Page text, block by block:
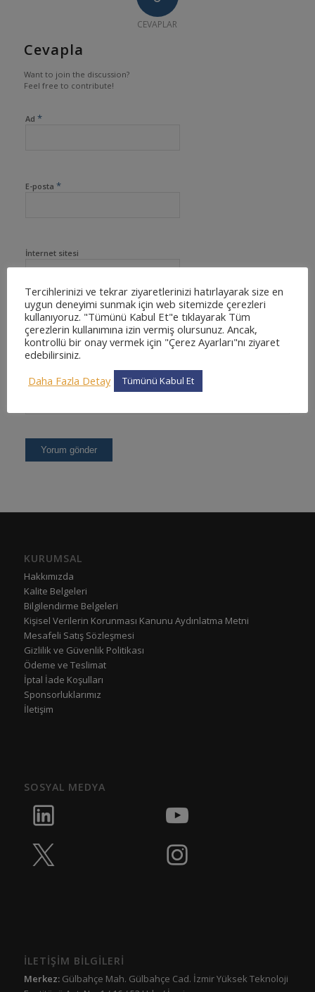
CEVAPLAR
Cevapla
Want to join the discussion?
Feel free to contribute!
Ad *
E-posta *
İnternet sitesi
KURUMSAL
Hakkımızda
Kalite Belgeleri
Bilgilendirme Belgeleri
Kişisel Verilerin Korunması Kanunu Aydınlatma Metni
Mesafeli Satış Sözleşmesi
Gizlilik ve Güvenlik Politikası
Ödeme ve Teslimat
İptal İade Koşulları
Sponsorluklarımız
İletişim
SOSYAL MEDYA
İLETİŞİM BİLGİLERİ
Merkez:Gülbahçe Mah. Gülbahçe Cad. İzmir Yüksek Teknoloji
Tercihlerinizi ve tekrar ziyaretlerinizi hatırlayarak size en
uygun deneyimi sunmak için web sitemizde çerezleri
kullanıyoruz. "Tümünü Kabul Et"e tıklayarak Tüm
çerezlerin kullanımına izin vermiş olursunuz. Ancak,
kontrollü bir onay vermek için "Çerez Ayarları"nı ziyaret
edebilirsiniz.
Daha Fazla Detay
Tümünü Kabul Et